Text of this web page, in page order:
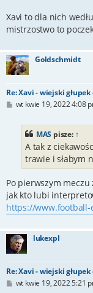
Xavi to dla nich
mistrzostwo to
Goldschmidt
Re: Xavi - wiejski
Pwt kwie 19, 2022 4:08
MAS pisze: ↑
A tak z
trawie i słabym
Po pierwszym
jak kto lubi
https://
lukexpl
Re: Xavi - wiejski
Pwt kwie 19, 2022 5:21